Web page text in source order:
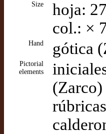
Size
hoja:
col.: ×
Hand gótica
Pictorial
elements
(Zarco)